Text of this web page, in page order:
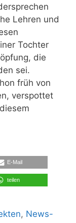
Lehren und
Tochter
die
sei.
früh von
verspottet
E-Mail
teilen
, News-